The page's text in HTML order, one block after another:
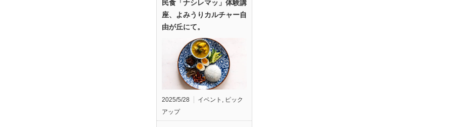
民食「ナシレマッ」体験講
座、よみうりカルチャー自
由が丘にて。
2025/5/28 イベント , ピック
アップ